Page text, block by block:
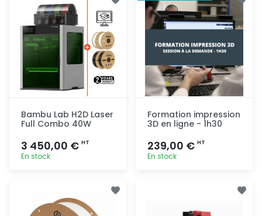
rapide rapide
Bambu Lab H2D Laser
Full Combo 40W
3 450,00 € HT
En stock
Formation impression
3D en ligne - 1h30
239,00 € HT
En stock